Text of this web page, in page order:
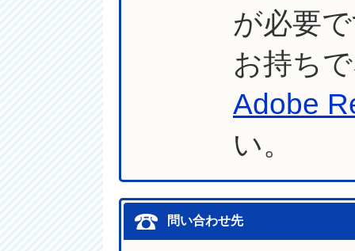
が必要
お持ち
Adobe
い。
問い合わせ先